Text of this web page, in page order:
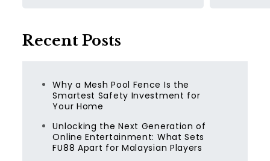
Recent Posts
Why a Mesh Pool Fence Is the
Smartest Safety Investment for
Your Home
Unlocking the Next Generation of
Online Entertainment: What Sets
FU88 Apart for Malaysian Players